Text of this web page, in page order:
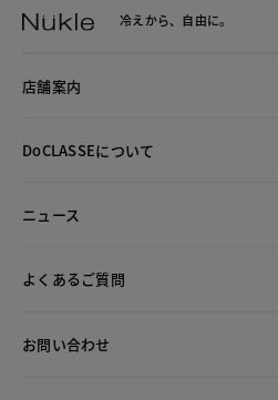
冷えから、 自由に。
店舗案内
DoCLASSEについて
ニュース
よくあるご質問
お問い合わせ